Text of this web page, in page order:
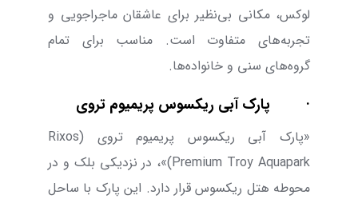
لوکس، مکانی بی‌نظیر برای عاشقان ماجراجویی و
تجربه‌های متفاوت است. مناسب برای تمام
گروه‌های سنی و خانواده‌ها.
· پارک آبی ریکسوس پریمیوم تروی
«پارک آبی ریکسوس پریمیوم تروی (Rixos
Premium Troy Aquapark)»، در نزدیکی بلک و در
محوطه هتل ریکسوس قرار دارد. این پارک با ساحل